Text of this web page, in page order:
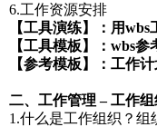
6.工作资源安排
【工具演练】：用
【工具模板】：wbs参
【参考模板】：工作
二、工作管理 – 工作组
1.什么是工作组织？组